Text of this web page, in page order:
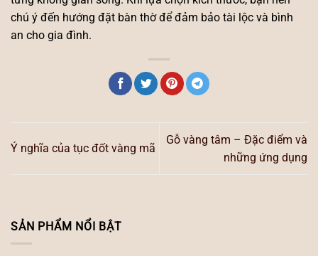
SẢN PHẨM NỔI BẬT
chú ý đến hướng đặt bàn thờ để đảm bảo tài lộc và bình
an cho gia đình.
Ý nghĩa của tục đốt vàng mã
Gỗ vàng tâm – Đặc điểm và
những ứng dụng